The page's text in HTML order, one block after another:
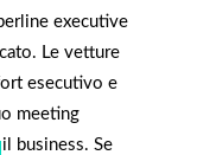
executive
Le vetture
esecutivo e
meeting
business. Se